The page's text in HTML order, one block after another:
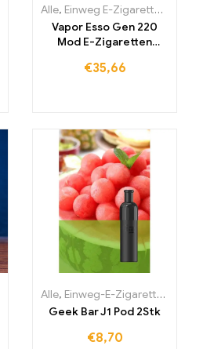
Einweg-E-Zigaretten Litauen,Einweg-
Alle, Einweg E-Zigaretten
Vapor Esso Gen 220
Mod E-Zigaretten
€35,66
Einweg-E-Zigaretten Litauen,Einweg-
Alle, Einweg-E-Zigaretten Irland
Geek Bar J1 Pod 2Stk
€8,70